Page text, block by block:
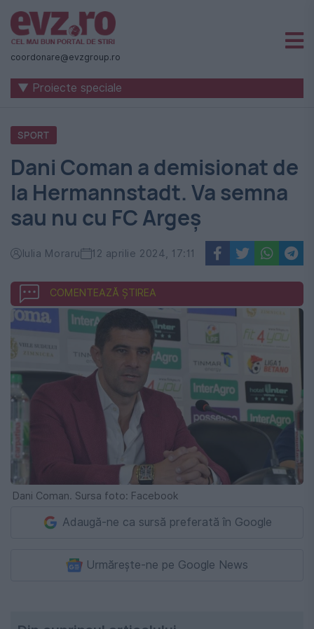
Știri
naționale
internaționale
România
-
Evenimentul
Zilei
coordonare@evzgroup.ro
▼ Proiecte speciale
SPORT
Dani Coman a demisionat de
la Hermannstadt. Va semna
sau nu cu FC Argeș
Iulia Moraru 12 aprilie 2024, 17:11
COMENTEAZĂ ȘTIREA
Dani Coman. Sursa foto: Facebook
Adaugă-ne ca sursă preferată în Google
Urmărește-ne pe Google News